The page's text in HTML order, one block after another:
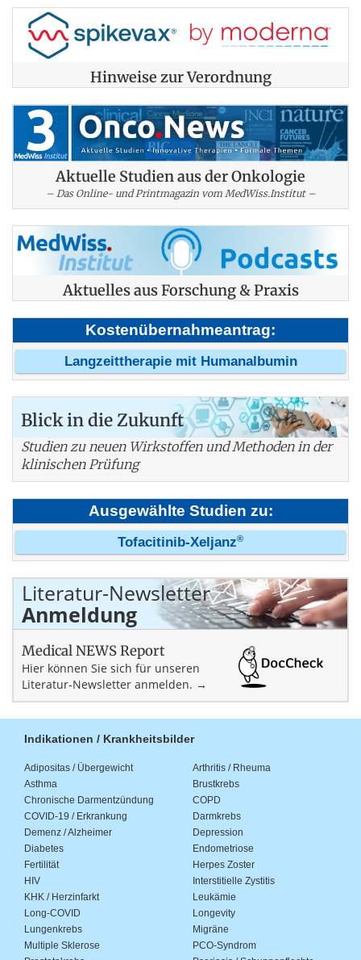
Hinweise zur Verordnung
Aktuelle Studien aus der Onkologie
– Das Online- und Printmagazin vom MedWiss.Institut –
Aktuelles aus Forschung & Praxis
Kostenübernahmeantrag:
Langzeittherapie mit Humanalbumin
Blick in die Zukunft
Studien zu neuen Wirkstoffen und Methoden in der
klinischen Prüfung
Ausgewählte Studien zu:
Tofacitinib-Xeljanz®
Literatur-Newsletter
Anmeldung
Medical NEWS Report
Hier können Sie sich für unseren
Literatur-Newsletter anmelden. →
Indikationen / Krankheitsbilder
Adipositas / Übergewicht
Arthritis / Rheuma
Asthma
Brustkrebs
Chronische Darmentzündung
COPD
COVID-19 / Erkrankung
Darmkrebs
Demenz / Alzheimer
Depression
Diabetes
Endometriose
Fertilität
Herpes Zoster
HIV
Interstitielle Zystitis
KHK / Herzinfarkt
Leukämie
Long-COVID
Longevity
Lungenkrebs
Migräne
Multiple Sklerose
PCO-Syndrom